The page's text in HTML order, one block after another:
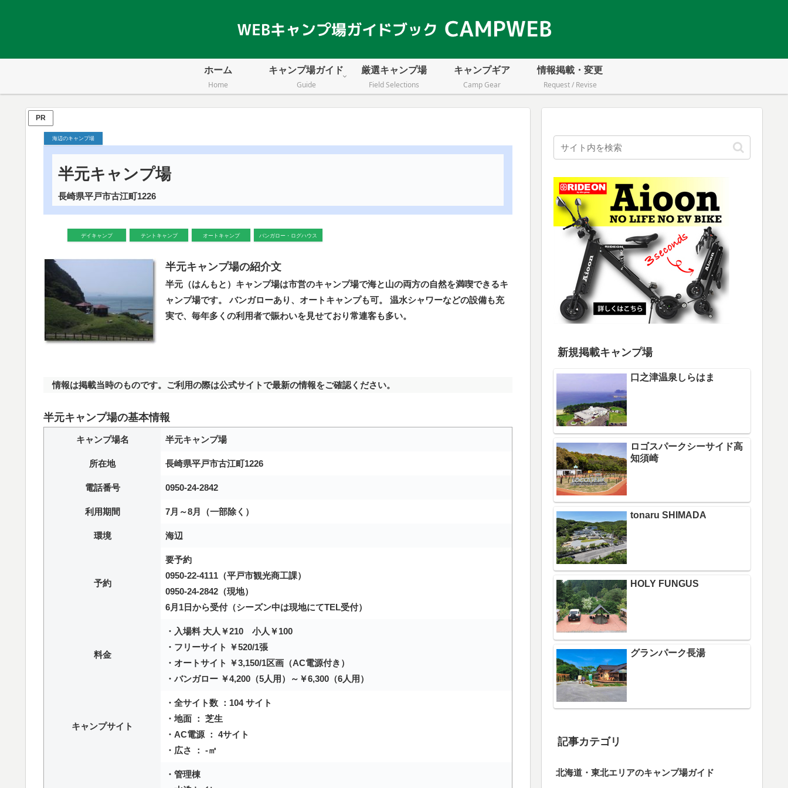
ホーム
Home
キャンプ場ガイド
Guide
厳選キャンプ場
Field Selections
キャンプギア
Camp Gear
情報掲載・変更
Request / Revise
PR
海辺のキャンプ場
半元キャンプ場
長崎県平戸市古江町1226
デイキャンプ テントキャンプ オートキャンプ バンガロー・ログハウス
半元キャンプ場の紹介文
半元（はんもと）キャンプ場は市営のキャンプ場で海と山の両方の自然を満喫できるキ
ャンプ場です。 バンガローあり、オートキャンプも可。 温水シャワーなどの設備も充
実で、毎年多くの利用者で賑わいを見せており常連客も多い。
情報は掲載当時のものです。ご利用の際は公式サイトで最新の情報をご確認ください。
半元キャンプ場の基本情報
キャンプ場名 半元キャンプ場
所在地 長崎県平戸市古江町1226
電話番号 0950-24-2842
利用期間 7月～8月（一部除く）
環境 海辺
予約
要予約
0950-22-4111（平戸市観光商工課）
0950-24-2842（現地）
6月1日から受付（シーズン中は現地にてTEL受付）
料金
・入場料 大人￥210 小人￥100
・フリーサイト ￥520/1張
・オートサイト ￥3,150/1区画（AC電源付き）
・バンガロー ￥4,200（5人用）～￥6,300（6人用）
キャンプサイト
・全サイト数 ：104 サイト
・地面 ： 芝生
・AC電源 ： 4サイト
・広さ ： -㎡
・管理棟
新規掲載キャンプ場
口之津温泉しらはま
ロゴスパークシーサイド高
知須崎
tonaru SHIMADA
HOLY FUNGUS
グランパーク長湯
記事カテゴリ
北海道・東北エリアのキャンプ場ガイド